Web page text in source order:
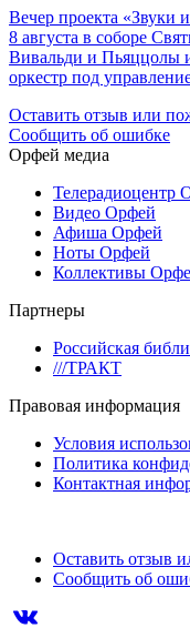
Вечер проекта «Звуки
8 августа в соборе
Вивальди и Пьяццолы
оркестр под
Оставить отзыв или
Сообщить об ошибке
Орфей медиа
Телерадиоцентр
Видео Орфей
Афиша Орфей
Ноты Орфей
Коллективы
Партнеры
Российская
///ТРАКТ
Правовая информация
Условия
Политика
Контактная
Оставить отзыв
Сообщить об